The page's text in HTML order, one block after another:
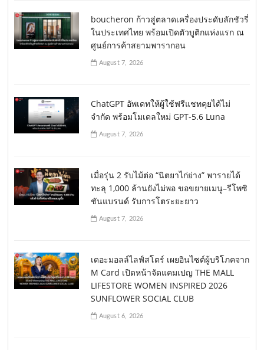
boucheron ก้าวสู่ตลาดเครื่องประดับลักชัวรี่
ในประเทศไทย พร้อมเปิดตัวบูติกแห่งแรก ณ
ศูนย์การค้าสยามพารากอน
August 7, 2026
ChatGPT อัพเดทให้ผู้ใช้ฟรีแชทคุยได้ไม่
จำกัด พร้อมโมเดลใหม่ GPT-5.6 Luna
August 7, 2026
เมื่อรุ่น 2 รับไม้ต่อ “นิตยาไก่ย่าง” พารายได้
ทะลุ 1,000 ล้านยังไม่พอ ขอขยายเมนู–รีโพซิ
ชันแบรนด์ รับการโตระยะยาว
August 7, 2026
เดอะมอลล์ไลฟ์สโตร์ เผยอินไซต์ผู้บริโภคจาก
M Card เปิดหน้าจัดแคมเปญ THE MALL
LIFESTORE WOMEN INSPIRED 2026
SUNFLOWER SOCIAL CLUB
August 6, 2026